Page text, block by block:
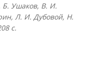
Б. Ушаков, В. И.
Л. И. Дубовой, Н.
с.